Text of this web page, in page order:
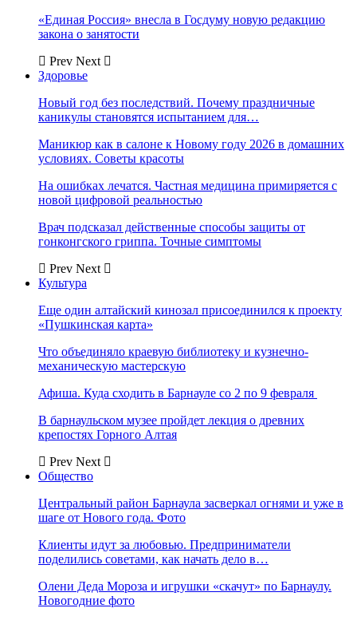
«Единая Россия» внесла в Госдуму новую редакцию
закона о занятости
Prev Next
Здоровье
Новый год без последствий. Почему праздничные
каникулы становятся испытанием для…
Маникюр как в салоне к Новому году 2026 в домашних
условиях. Советы красоты
На ошибках лечатся. Частная медицина примиряется с
новой цифровой реальностью
Врач подсказал действенные способы защиты от
гонконгского гриппа. Точные симптомы
Prev Next
Культура
Еще один алтайский кинозал присоединился к проекту
«Пушкинская карта»
Что объединяло краевую библиотеку и кузнечно-
механическую мастерскую
Афиша. Куда сходить в Барнауле со 2 по 9 февраля
В барнаульском музее пройдет лекция о древних
крепостях Горного Алтая
Prev Next
Общество
Центральный район Барнаула засверкал огнями и уже в
шаге от Нового года. Фото
Клиенты идут за любовью. Предприниматели
поделились советами, как начать дело в…
Олени Деда Мороза и игрушки «скачут» по Барнаулу.
Новогодние фото